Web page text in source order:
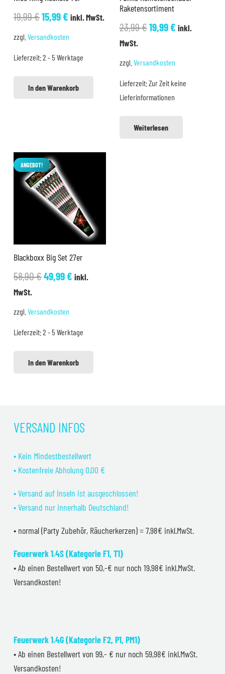
19,99€Ursprünglicher
19,99 €
15,99€Aktueller
15,99 €.
inkl. MwSt.
zzgl. Versandkosten
Lieferzeit:2 - 5 Werktage
In den Warenkorb
Raketensortiment
23,99€Ursprünglicher
19,99€Aktueller
inkl.
MwSt.
zzgl. Versandkosten
Lieferzeit:Zur Zeit keine
Lieferinformationen
Weiterlesen
ANGEBOT!
Blackboxx Big Set 27er
58,90€Ursprünglicher
49,99€Aktueller
inkl.
MwSt.
zzgl. Versandkosten
Lieferzeit:2 - 5 Werktage
In den Warenkorb
VERSAND INFOS
• Kein Mindestbestellwert
• Kostenfreie Abholung 0,00 €
• Versand auf Inseln ist ausgeschlossen!
• Versand nur innerhalb Deutschland!
• normal (Party Zubehör, Räucherkerzen) = 7,98€ inkl.MwSt.
Feuerwerk 1.4S (Kategorie F1, T1)
• Ab einen Bestellwert von 50,-€ nur noch 19,98€ inkl.MwSt.
Versandkosten!
Feuerwerk 1.4G (Kategorie F2, P1, PM1)
• Ab einen Bestellwert von 99,- € nur noch 59,98€ inkl.MwSt.
Versandkosten!